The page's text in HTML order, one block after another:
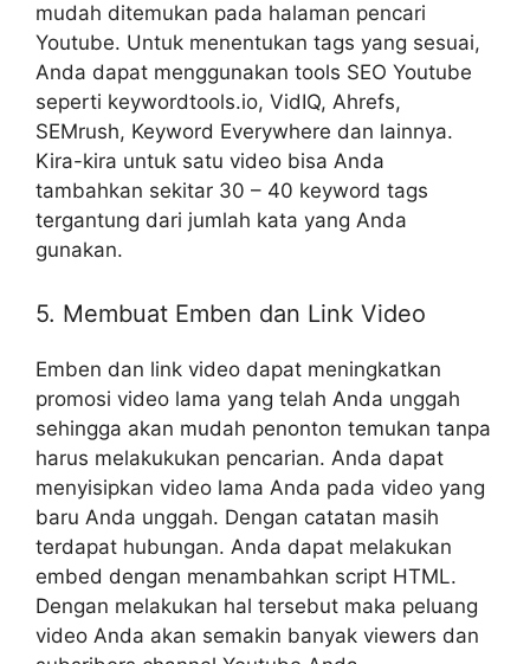
mudah ditemukan pada halaman pencari
Youtube. Untuk menentukan tags yang sesuai,
Anda dapat menggunakan tools SEO Youtube
seperti keywordtools.io, VidIQ, Ahrefs,
SEMrush, Keyword Everywhere dan lainnya.
Kira-kira untuk satu video bisa Anda
tambahkan sekitar 30 – 40 keyword tags
tergantung dari jumlah kata yang Anda
gunakan.
5. Membuat Emben dan Link Video
Emben dan link video dapat meningkatkan
promosi video lama yang telah Anda unggah
sehingga akan mudah penonton temukan tanpa
harus melakukukan pencarian. Anda dapat
menyisipkan video lama Anda pada video yang
baru Anda unggah. Dengan catatan masih
terdapat hubungan. Anda dapat melakukan
embed dengan menambahkan script HTML.
Dengan melakukan hal tersebut maka peluang
video Anda akan semakin banyak viewers dan